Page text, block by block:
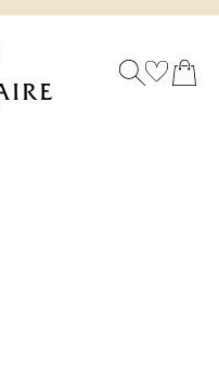
RECHERCHEPANIER